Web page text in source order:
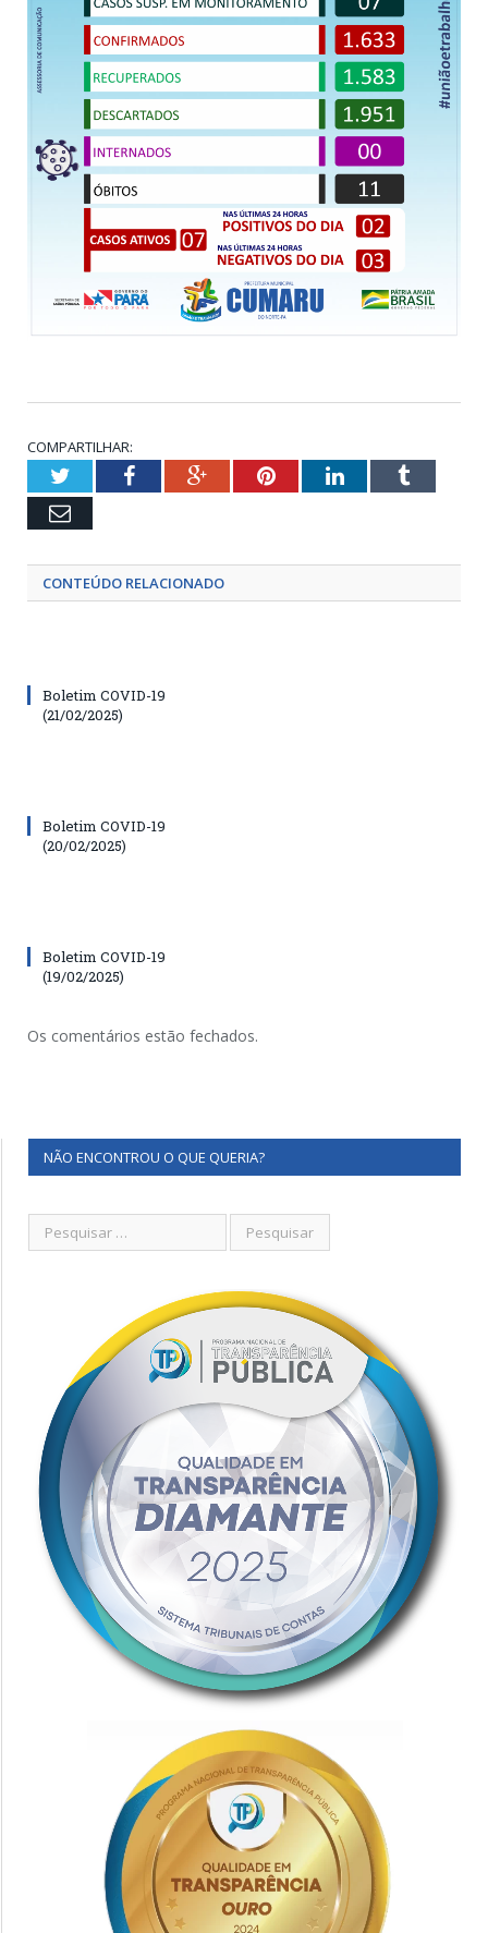
COMPARTILHAR:
TwitterFacebookGoogle+PinterestLinkedInTumblr
Email
CONTEÚDO RELACIONADO
Boletim COVID-19
(21/02/2025)
Boletim COVID-19
(20/02/2025)
Boletim COVID-19
(19/02/2025)
Os comentários estão fechados.
NÃO ENCONTROU O QUE QUERIA?